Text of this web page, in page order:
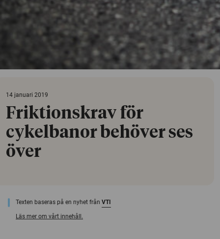
14 januari 2019
Friktionskrav för
cykelbanor behöver ses
över
Texten baseras på en nyhet från VTI
Läs mer om vårt innehåll.